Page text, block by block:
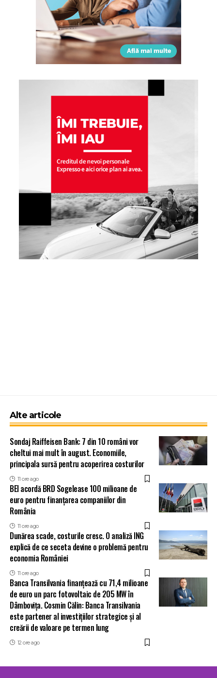
Alte articole
Sondaj Raiffeisen Bank: 7 din 10 români vor
cheltui mai mult în august. Economiile,
principala sursă pentru acoperirea costurilor
11 ore ago
BEI acordă BRD Sogelease 100 milioane de
euro pentru finanțarea companiilor din
România
11 ore ago
Dunărea scade, costurile cresc. O analiză ING
explică de ce seceta devine o problemă pentru
economia României
11 ore ago
Banca Transilvania finanțează cu 71,4 milioane
de euro un parc fotovoltaic de 205 MW în
Dâmbovița. Cosmin Călin: Banca Transilvania
este partener al investițiilor strategice și al
creării de valoare pe termen lung
12 ore ago